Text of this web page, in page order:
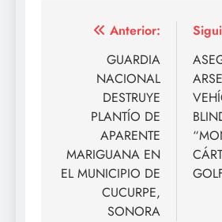
Navegación
entradas
Anterior:
GUARDIA
NACIONAL
DESTRUYE
PLANTÍO DE
APARENTE
MARIGUANA EN
EL MUNICIPIO DE
CUCURPE,
SONORA